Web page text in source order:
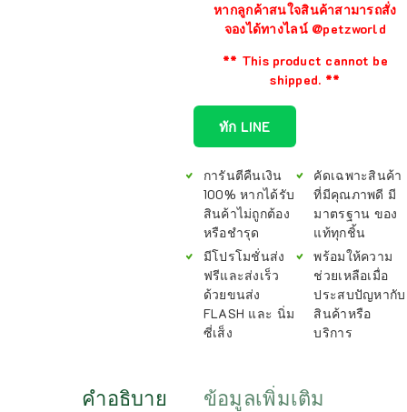
หากลูกค้าสนใจสินค้าสามารถสั่ง
จองได้ทางไลน์ @petzworld
** This product cannot be
shipped. **
ทัก LINE
การันตีคืนเงิน
100% หากได้รับ
สินค้าไม่ถูกต้อง
หรือชำรุด
มีโปรโมชั่นส่ง
ฟรีและส่งเร็ว
ด้วยขนส่ง
FLASH และ นิ่ม
ซี่เส็ง
คัดเฉพาะสินค้า
ที่มีคุณภาพดี มี
มาตรฐาน ของ
แท้ทุกชิ้น
พร้อมให้ความ
ช่วยเหลือเมื่อ
ประสบปัญหากับ
สินค้าหรือ
บริการ
คำอธิบาย ข้อมูลเพิ่มเติม